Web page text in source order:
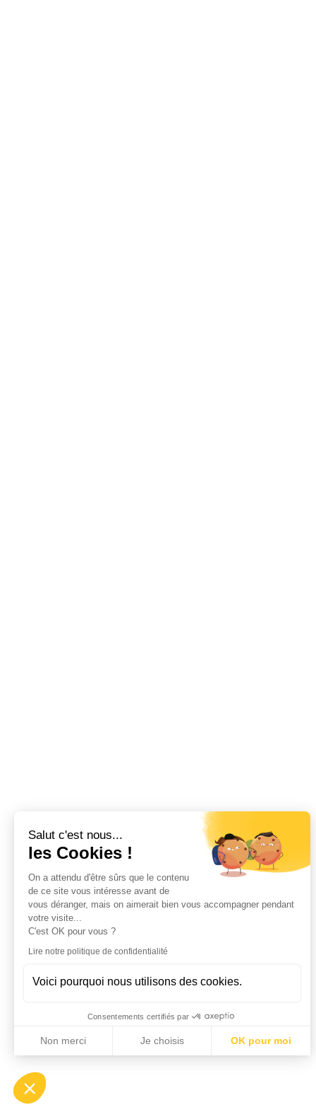
Salut c'est nous...
les Cookies !
On a attendu d'être sûrs que le contenu
de ce site vous intéresse avant de
vous déranger, mais on aimerait bien vous accompagner pendant
votre visite...
C'est OK pour vous ?
Lire notre politique de confidentialité
Voici pourquoi nous utilisons des cookies.
Consentements certifiés par
Non merci Je choisis OK pour moi
Plateforme de Gestion du Consentement : Personnalisez
Notre plateforme vous permet d'adapter et de gérer vos